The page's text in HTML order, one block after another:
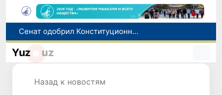
Сенат одобрил Конституционный закон о правовом статусе Администрации Президента Республики Узбекистан
В Ташкенте задержали подозреваемых в распространении крупной партии наркотиков
Yuz uz
Назад к новостям